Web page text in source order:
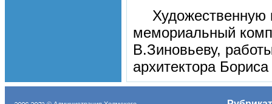
Художественную
мемориальный
В.Зиновьеву,
архитектора